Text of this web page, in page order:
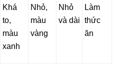
Khá
to,
màu
xanh
Nhỏ,
màu
vàng
Nhỏ
và dài
Làm
thức
ăn